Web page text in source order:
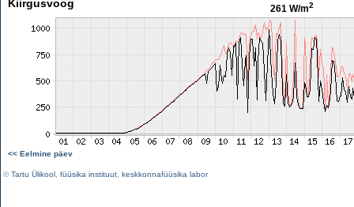
Kiirgusvoog 261 W/m2
<< Eelmine päev
©Tartu Ülikool füüsika instituut keskkonnafüüsika labor